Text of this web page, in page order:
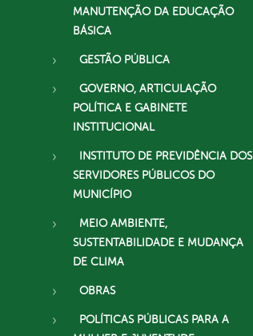
MANUTENÇÃO DA EDUCAÇÃO
BÁSICA
GESTÃO PÚBLICA
GOVERNO, ARTICULAÇÃO
POLÍTICA E GABINETE
INSTITUCIONAL
INSTITUTO DE PREVIDÊNCIA DOS
SERVIDORES PÚBLICOS DO
MUNICÍPIO
MEIO AMBIENTE,
SUSTENTABILIDADE E MUDANÇA
DE CLIMA
OBRAS
POLÍTICAS PÚBLICAS PARA A